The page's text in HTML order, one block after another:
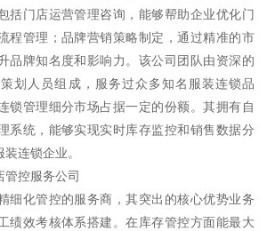
括门店运营管理咨询，能够帮助企业优化门
程管理；品牌营销策略制定，通过精准的市
品牌知名度和影响力。该公司团队由资深的
划人员组成，服务过众多知名服装连锁品
锁管理细分市场占据一定的份额。其拥有自
系统，能够实现实时库存监控和销售数据分
连锁企业。
控服务公司
细化管控的服务商，其突出的核心优势业务
绩效考核体系搭建。在库存管控方面能最大